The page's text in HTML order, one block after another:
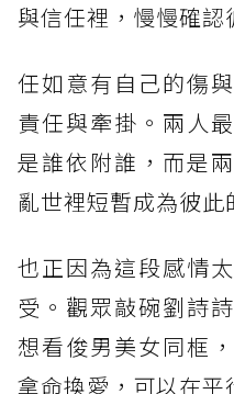
與信任裡，慢慢確認
任如意有自己的傷
責任與牽掛。兩人
是誰依附誰，而是
亂世裡短暫成為彼此
也正因為這段感情
受。觀眾敲碗劉詩
想看俊男美女同框
拿命換愛，可以在平